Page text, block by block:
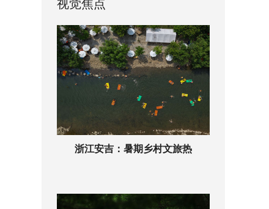
视觉焦点
浙江安吉：暑期乡村文旅热